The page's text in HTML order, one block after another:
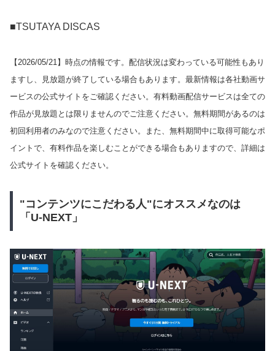
■TSUTAYA DISCAS
【 2026/05/21 】時点の情報です。配信状況は変わっている可能性もあり
ますし、見放題が終了している場合もあります。最新情報は各社動画サ
ービスの公式サイトをご確認ください。有料動画配信サービスは全ての
作品が見放題とは限りませんのでご注意ください。無料期間があるのは
初回利用者のみなので注意ください。また、無料期間中に取得可能なポ
イントで、有料作品を楽しむことができる場合もありますので、詳細は
公式サイトを確認ください。
"コンテンツにこだわる人"にオススメなのは
「U-NEXT」